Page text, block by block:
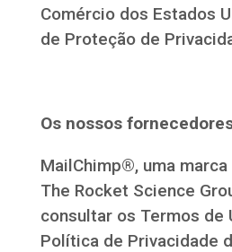
Comércio dos Estados
de Proteção de
Os nossos
MailChimp®, uma
The Rocket Science
consultar os Termos de
Política de Privacidade